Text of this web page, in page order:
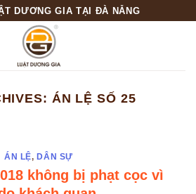
DƯƠNG GIA TẠI ĐÀ NẴNG
ÁN LỆ SỐ 25
ÁN LỆ,DÂN SỰ
không bị phạt cọc vì